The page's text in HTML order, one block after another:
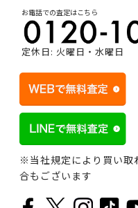
お電話での査定はこちら
定休日: 火曜日・水曜日
※当社規定により買い取
合もございます